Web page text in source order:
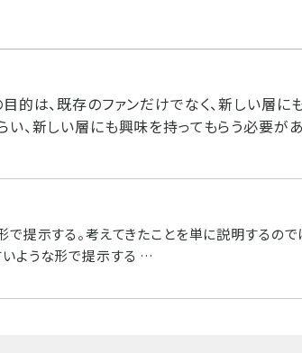
的は、既存のファンだけでなく、新しい層に
い、新しい層にも興味を持ってもらう必要が
で提示する。考えてきたことを単に説明するの
ような形で提示する …